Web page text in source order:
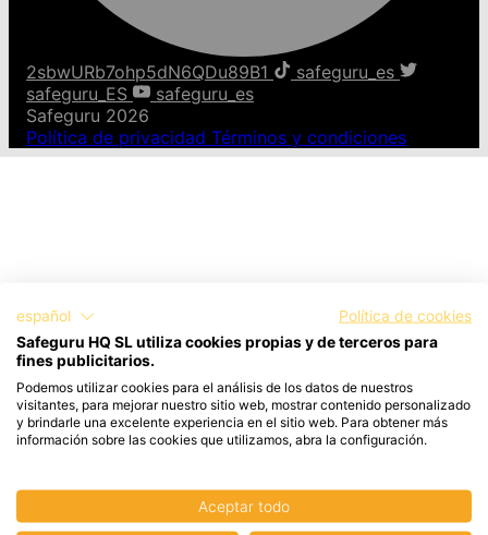
2sbwURb7ohp5dN6QDu89B1
safeguru_es
safeguru_ES
safeguru_es
Safeguru 2026
Política de privacidad Términos y condiciones
español
Política de cookies
Safeguru HQ SL utiliza cookies propias y de terceros para
fines publicitarios.
Podemos utilizar cookies para el análisis de los datos de nuestros
visitantes, para mejorar nuestro sitio web, mostrar contenido personalizado
y brindarle una excelente experiencia en el sitio web. Para obtener más
información sobre las cookies que utilizamos, abra la configuración.
Aceptar todo